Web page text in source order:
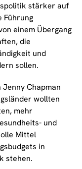
stärker auf
Führung
einem Übergang
die
und
sollen.
Chapman
wollten
mehr
und
Mittel
in
stehen.